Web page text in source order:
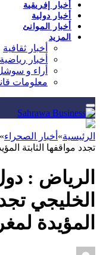
أخبار إفريقية
أخبار دولية
أخبار الموانئ
المزيد
أخبار ثقافية
أخبار رياضية
أراء و
معلومات
الرئيسية» أخبار الصحراء»
تجدد مواقفها الثابتة
الرياض :
الخليجي
المؤيدة